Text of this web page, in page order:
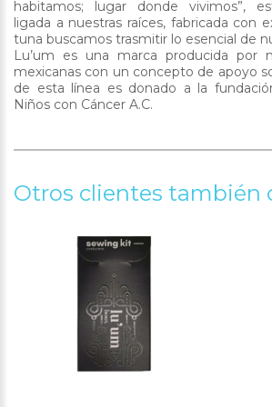
habitamos; lugar donde vivimos”,
ligada a nuestras raíces, fabricada con
tuna buscamos trasmitir lo esencial de
Lu’um es una marca producida por
mexicanas con un concepto de apoyo
de esta línea es donado a la
Niños con Cáncer A.C.
Otros clientes también